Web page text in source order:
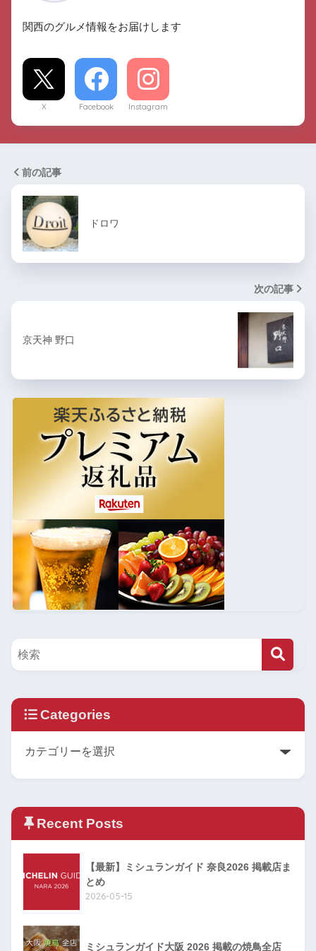
関西のグルメ情報をお届けします
X Facebook Instagram
前の記事
ドロワ
次の記事
京天神 野口
Categories
Recent Posts
【最新】ミシュランガイド 奈良2026 掲載店ま
とめ
2026-05-15
ミシュランガイド大阪 2026 掲載の焼鳥全店